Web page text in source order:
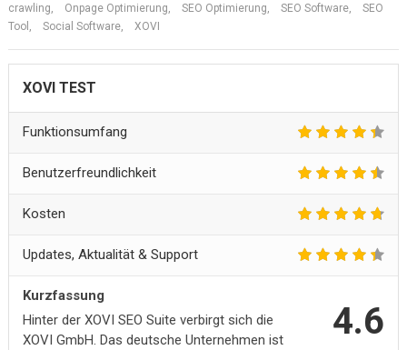
crawling
Onpage Optimierung SEO Optimierung SEO Software,
SEO
Tool
Social Software, XOVI
XOVI TEST
Funktionsumfang
Benutzerfreundlichkeit
Kosten
Updates, Aktualität & Support
4.6
Kurzfassung
Hinter der XOVI SEO Suite verbirgt sich die
XOVI GmbH. Das deutsche Unternehmen ist